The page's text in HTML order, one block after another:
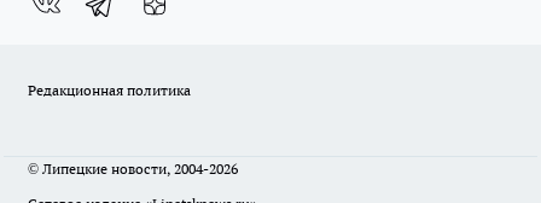
Редакционная политика
© Липецкие новости, 2004-2026